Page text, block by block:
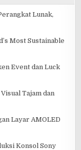
Lunak,
Most Sustainable
Event dan Luck
Tajam dan
Layar AMOLED
Konsol Sony